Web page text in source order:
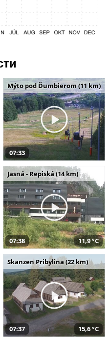
Mýto pod Ďumbierom (11 km)
07:33
Jasná - Repiská (14 km)
07:38 11,9 °C
Skanzen Pribylina (22 km)
07:37 15,6 °C